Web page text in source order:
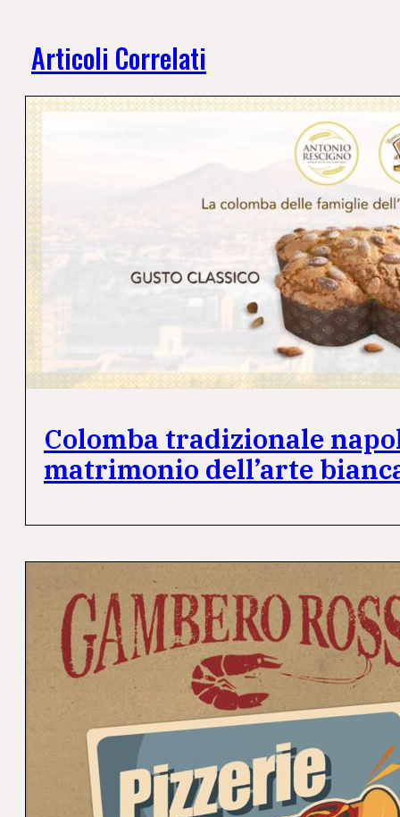
Articoli Correlati
Colomba tradizionale
matrimonio dell’arte